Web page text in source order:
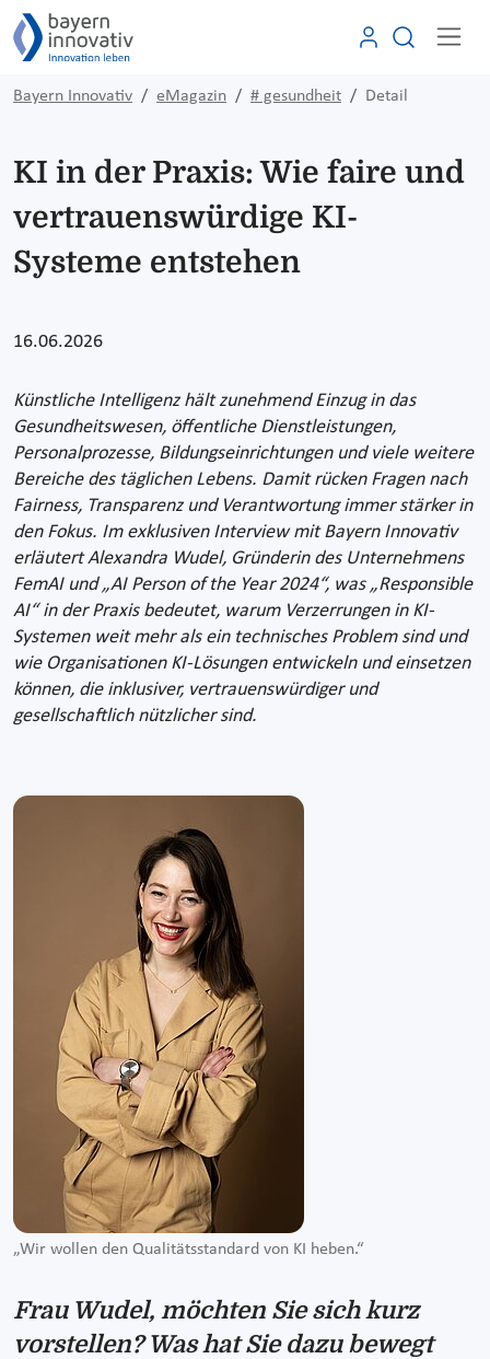
Bayern Innovativ eMagazin # gesundheit Detail
KI in der Praxis: Wie faire und
vertrauenswürdige KI-
Systeme entstehen
16.06.2026
Künstliche Intelligenz hält zunehmend Einzug in das
Gesundheitswesen, öffentliche Dienstleistungen,
Personalprozesse, Bildungseinrichtungen und viele weitere
Bereiche des täglichen Lebens. Damit rücken Fragen nach
Fairness, Transparenz und Verantwortung immer stärker in
den Fokus. Im exklusiven Interview mit Bayern Innovativ
erläutert Alexandra Wudel, Gründerin des Unternehmens
FemAI und „AI Person of the Year 2024“, was „Responsible
AI“ in der Praxis bedeutet, warum Verzerrungen in KI-
Systemen weit mehr als ein technisches Problem sind und
wie Organisationen KI-Lösungen entwickeln und einsetzen
können, die inklusiver, vertrauenswürdiger und
gesellschaftlich nützlicher sind.
„Wir wollen den Qualitätsstandard von KI heben.“
Frau Wudel, möchten Sie sich kurz
vorstellen? Was hat Sie dazu bewegt